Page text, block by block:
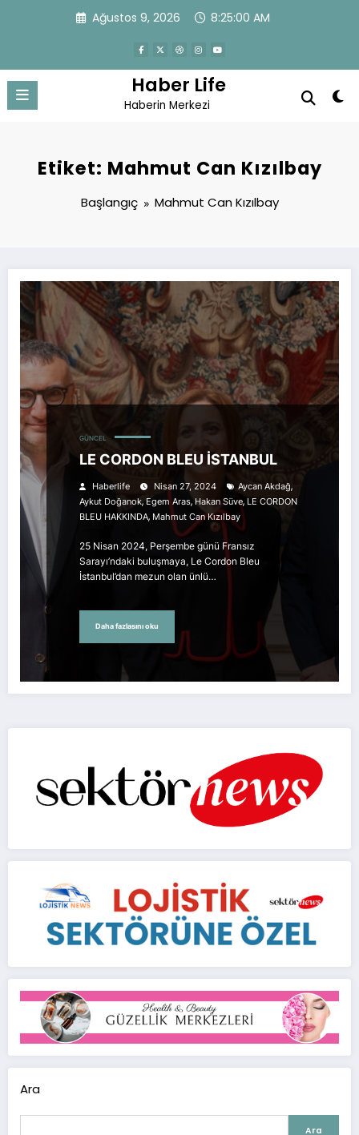
Ağustos 9, 2026 8:25:00 AM
Haber Life
Haberin Merkezi
Etiket: Mahmut Can Kızılbay
Başlangıç Mahmut Can Kızılbay
GÜNCEL
LE CORDON BLEU İSTANBUL
Haberlife Nisan 27, 2024 Aycan Akdağ,
Aykut Doğanok,Egem Aras,Hakan Süve, LE CORDON
BLEU HAKKINDA, Mahmut Can Kızılbay
25 Nisan 2024, Perşembe günü Fransız
Sarayı’ndaki buluşmaya, Le Cordon Bleu
İstanbul’dan mezun olan ünlü…
Daha fazlasını oku
Ara
Ara